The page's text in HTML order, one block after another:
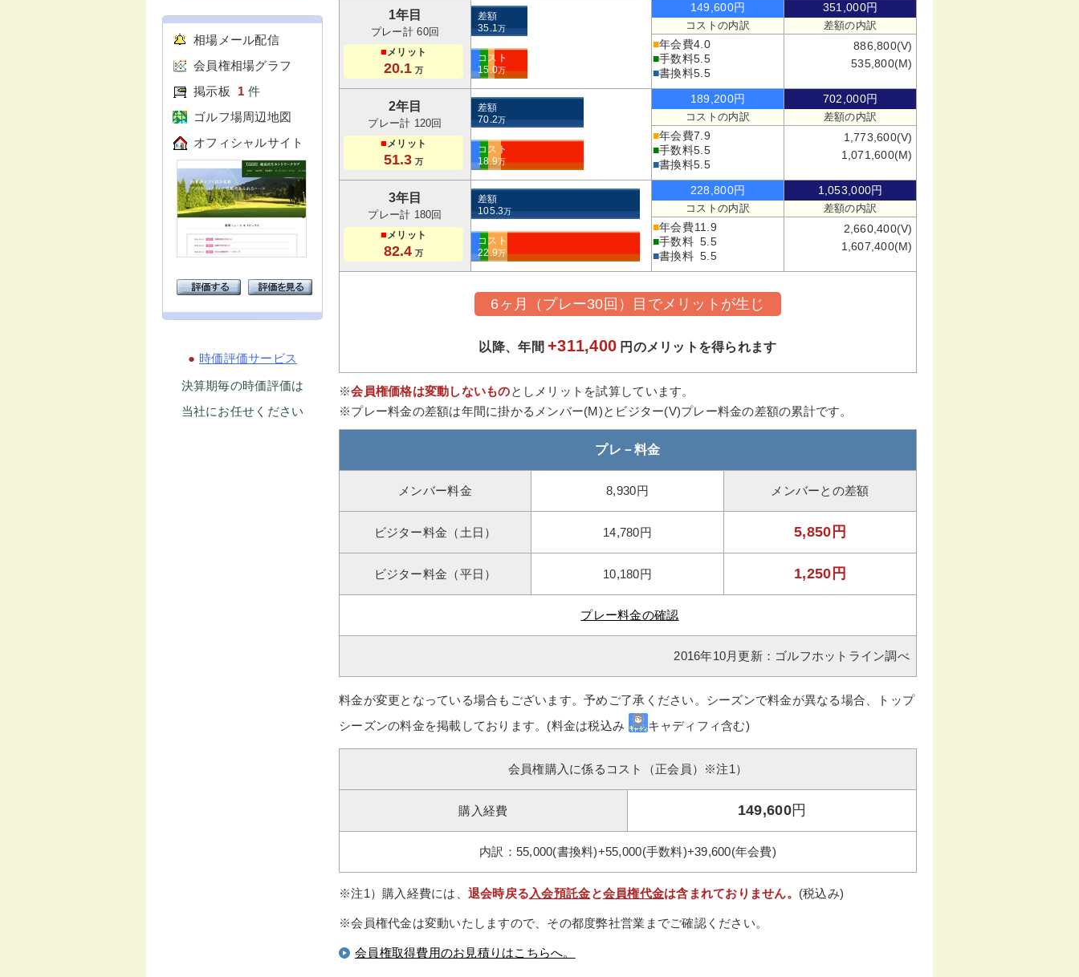
相場メール配信
会員権相場グラフ
掲示板
1 件
ゴルフ場周辺地図
オフィシャルサイト
● 時価評価サービス
決算期毎の時価評価は
当社にお任せください
1年目
プレー計 60回
■メリット
20.1 万
差額
35.1万
コスト
15.0万
149,600円
コストの内訳
■年会費4.0
■手数料5.5
■書換料5.5
351,000円
差額の内訳
886,800(V)
535,800(M)
2年目
プレー計 120回
■メリット
51.3 万
差額
70.2万
コスト
18.9万
189,200円
コストの内訳
■年会費7.9
■手数料5.5
■書換料5.5
702,000円
差額の内訳
1,773,600(V)
1,071,600(M)
3年目
プレー計 180回
■メリット
82.4 万
差額
105.3万
コスト
22.9万
228,800円
コストの内訳
■年会費11.9
■手数料 5.5
■書換料 5.5
1,053,000円
差額の内訳
2,660,400(V)
1,607,400(M)
6ヶ月（プレー30回）目でメリットが生じ
以降、年間+311,400 円のメリットを得られます
※会員権価格は変動しないものとしメリットを試算しています。
※プレー料金の差額は年間に掛かるメンバー(M)とビジター(V)プレー料金の差額の累計です。
プレ－料金
メンバー料金 8,930円 メンバーとの差額
ビジター料金（土日） 14,780円 5,850円
ビジター料金（平日） 10,180円 1,250円
プレー料金の確認
2016年10月更新：ゴルフホットライン調べ
料金が変更となっている場合もございます。予めご了承ください。シーズンで料金が異なる場合、トップ
シーズンの料金を掲載しております。(料金は税込み
キャディフィ含む)
会員権購入に係るコスト（正会員）※注1）
購入経費 149,600円
内訳：55,000(書換料)+55,000(手数料)+39,600(年会費)
※注1）購入経費には、 退会時戻る 入会預託金と会員権代金は含まれておりません。 (税込み)
※会員権代金は変動いたしますので、その都度弊社営業までご確認ください。
会員権取得費用のお見積りはこちらへ。